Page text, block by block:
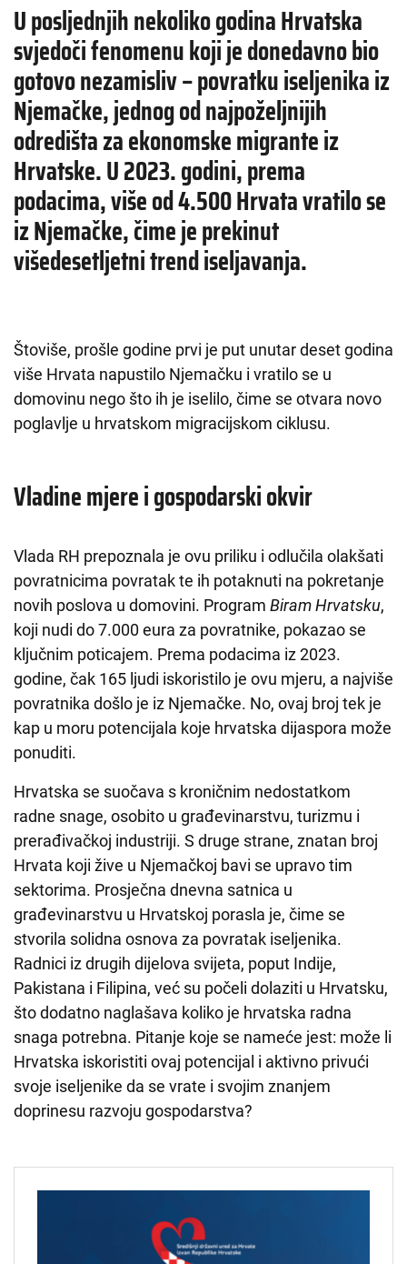
U posljednjih nekoliko godina Hrvatska
svjedoči fenomenu koji je donedavno bio
gotovo nezamisliv – povratku iseljenika iz
Njemačke, jednog od najpoželjnijih
odredišta za ekonomske migrante iz
Hrvatske. U 2023. godini, prema
podacima, više od 4.500 Hrvata vratilo se
iz Njemačke, čime je prekinut
višedesetljetni trend iseljavanja.
Štoviše, prošle godine prvi je put unutar deset godina
više Hrvata napustilo Njemačku i vratilo se u
domovinu nego što ih je iselilo, čime se otvara novo
poglavlje u hrvatskom migracijskom ciklusu.
Vladine mjere i gospodarski okvir
Vlada RH prepoznala je ovu priliku i odlučila olakšati
povratnicima povratak te ih potaknuti na pokretanje
novih poslova u domovini. Program Biram Hrvatsku,
koji nudi do 7.000 eura za povratnike, pokazao se
ključnim poticajem. Prema podacima iz 2023.
godine, čak 165 ljudi iskoristilo je ovu mjeru, a najviše
povratnika došlo je iz Njemačke. No, ovaj broj tek je
kap u moru potencijala koje hrvatska dijaspora može
ponuditi.
Hrvatska se suočava s kroničnim nedostatkom
radne snage, osobito u građevinarstvu, turizmu i
prerađivačkoj industriji. S druge strane, znatan broj
Hrvata koji žive u Njemačkoj bavi se upravo tim
sektorima. Prosječna dnevna satnica u
građevinarstvu u Hrvatskoj porasla je, čime se
stvorila solidna osnova za povratak iseljenika.
Radnici iz drugih dijelova svijeta, poput Indije,
Pakistana i Filipina, već su počeli dolaziti u Hrvatsku,
što dodatno naglašava koliko je hrvatska radna
snaga potrebna. Pitanje koje se nameće jest: može li
Hrvatska iskoristiti ovaj potencijal i aktivno privući
svoje iseljenike da se vrate i svojim znanjem
doprinesu razvoju gospodarstva?